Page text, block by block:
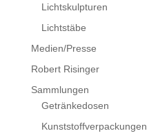
Lichtskulpturen
Lichtstäbe
Medien/Presse
Robert Risinger
Sammlungen
Getränkedosen
Kunststoffverpackungen